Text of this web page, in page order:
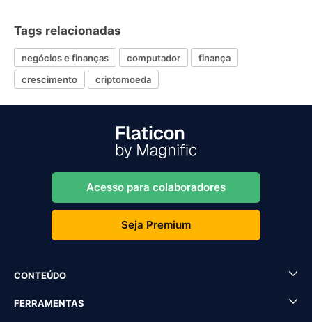
Tags relacionadas
negócios e finanças computador
finança
crescimento
criptomoeda
Acesso para colaboradores
Seja Premium
CONTEÚDO
FERRAMENTAS